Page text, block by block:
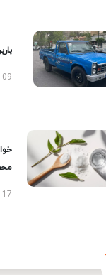
09 آبان 1403
17 تیر 1405